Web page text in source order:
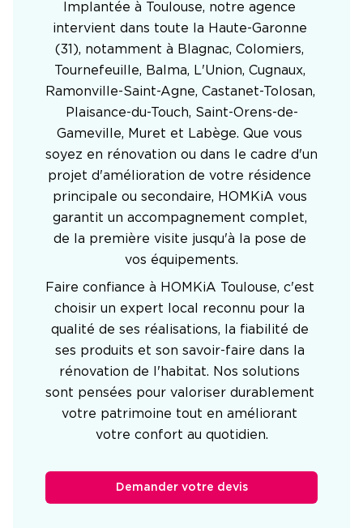
Implantée à Toulouse, notre agence
intervient dans toute la Haute-Garonne
(31), notamment à Blagnac, Colomiers,
Tournefeuille, Balma, L'Union, Cugnaux,
Ramonville-Saint-Agne, Castanet-Tolosan,
Plaisance-du-Touch, Saint-Orens-de-
Gameville, Muret et Labège. Que vous
soyez en rénovation ou dans le cadre d'un
projet d'amélioration de votre résidence
principale ou secondaire, HOMKiA vous
garantit un accompagnement complet,
de la première visite jusqu'à la pose de
vos équipements.
Faire confiance à HOMKiA Toulouse, c'est
choisir un expert local reconnu pour la
qualité de ses réalisations, la fiabilité de
ses produits et son savoir-faire dans la
rénovation de l'habitat. Nos solutions
sont pensées pour valoriser durablement
votre patrimoine tout en améliorant
votre confort au quotidien.
Demander votre devis